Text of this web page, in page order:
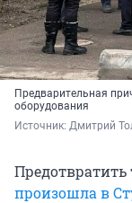
Предварительная
оборудования
Источник: Дмитрий
Предотвратить
произошла в